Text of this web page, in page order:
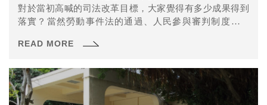
對於當初高喊的司法改革目標，大家覺得有多少成果得到
落實？當然勞動事件法的通過、人民參與審判制度的研
的正向發展，可是坦白說經過2018年這一年，政府各部門
適任法官及檢察官。
READ MORE